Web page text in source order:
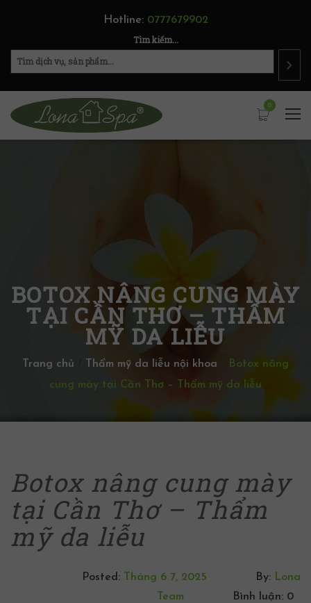
Hotline: 0777679902
Tìm kiếm...
0
BOTOX NÂNG CUNG MÀY
TẠI CẦN THƠ – THẨM
MỸ DA LIỄU
Trang chủ Thẩm mỹ da liễu nội khoa
Botox nâng
cung mày tại Cần Thơ – Thẩm mỹ da liễu
Botox nâng cung mày
tại Cần Thơ – Thẩm
mỹ da liễu
Posted: Tháng 6 7, 2025 By: Lona
Team
Bình luận: 0